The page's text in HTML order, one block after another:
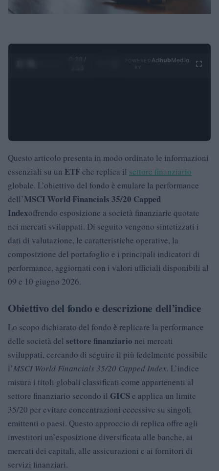
0:29 /
Ad hubMedia
Questo articolo presenta in modo ordinato le informazioni
essenziali su un ETFche replica il settore finanziario
globale. L’obiettivo del fondo è emulare la performance
dell’MSCI World Financials 35/20 Capped
Indexoffrendo esposizione a società finanziarie quotate
nei mercati sviluppati. Di seguito vengono sintetizzati i
dati di valutazione, le caratteristiche operative, la
composizione del portafoglio e i principali indicatori di
performance, aggiornati con i valori ufficiali disponibili al
09 e 10 giugno 2026.
Obiettivo del fondo e descrizione dell’indice
Lo scopo dichiarato del fondo è replicare la performance
delle società del settore finanziario nei mercati
sviluppati, cercando di seguire il più fedelmente possibile
l’MSCI World Financials 35/20 Capped Index. L’indice
misura i titoli globali classificati come appartenenti al
settore finanziario secondo il GICSe applica un limite
35/20 per evitare concentrazioni eccessive su singoli
emittenti o paesi. Questo approccio di replica offre agli
investitori un’esposizione diversificata alle banche, ai
mercati dei capitali, alle assicurazioni e ai fornitori di
servizi finanziari.